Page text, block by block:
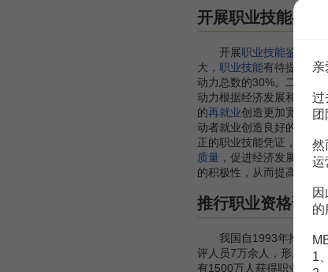
开展职业技能鉴
开展职业技能鉴定 ，
大， 职业技能有待提高。
动力总数的30%。二是随着
动力根据经济发展和劳动
的再就业创造更加宽松的
动者就业创造良好的
正的职业技能凭证，既为
质量 ，促进经济发展。将
的积极性，从而提高企业
推行职业资格证
我国自1993年推行职业
评人员7万余人，形成了覆
有1500万人获得职业资格
亲
过
团
然
运
因
的
1